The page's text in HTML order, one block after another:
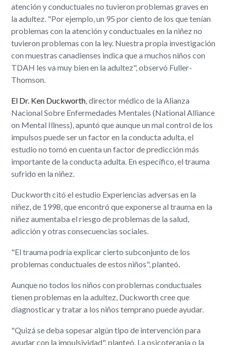
atención y conductuales no tuvieron problemas graves en
la adultez. "Por ejemplo, un 95 por ciento de los que tenían
problemas con la atención y conductuales en la niñez no
tuvieron problemas con la ley. Nuestra propia investigación
con muestras canadienses indica que a muchos niños con
TDAH les va muy bien en la adultez", observó Fuller-
Thomson.
El Dr. Ken Duckworth, director médico de la Alianza
Nacional Sobre Enfermedades Mentales (National Alliance
on Mental Illness), apuntó que aunque un mal control de los
impulsos puede ser un factor en la conducta adulta, el
estudio no tomó en cuenta un factor de predicción más
importante de la conducta adulta. En específico, el trauma
sufrido en la niñez.
Duckworth citó el estudio Experiencias adversas en la
niñez, de 1998, que encontró que exponerse al trauma en la
niñez aumentaba el riesgo de problemas de la salud,
adicción y otras consecuencias sociales.
"El trauma podría explicar cierto subconjunto de los
problemas conductuales de estos niños", planteó.
Aunque no todos los niños con problemas conductuales
tienen problemas en la adultez, Duckworth cree que
diagnosticar y tratar a los niños temprano puede ayudar.
"Quizá se deba sopesar algún tipo de intervención para
ayudar con la impulsividad", planteó. La psicoterapia o la